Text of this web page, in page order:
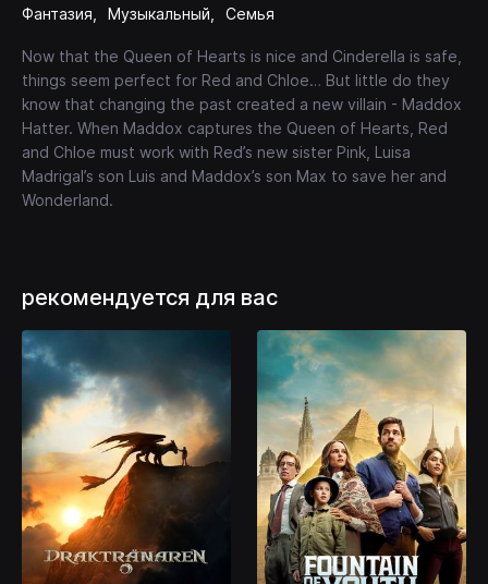
Фантазия Музыкальный Семья
Now that the Queen of Hearts is nice and Cinderella is safe,
things seem perfect for Red and Chloe… But little do they
know that changing the past created a new villain - Maddox
Hatter. When Maddox captures the Queen of Hearts, Red
and Chloe must work with Red’s new sister Pink, Luisa
Madrigal’s son Luis and Maddox’s son Max to save her and
Wonderland.
рекомендуется для вас